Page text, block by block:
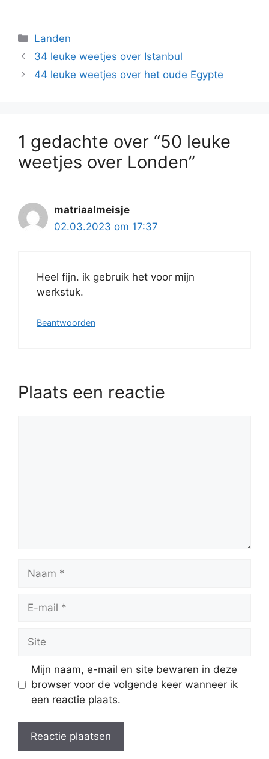
Categorieën
Landen
34 leuke weetjes over Istanbul
44 leuke weetjes over het oude Egypte
1 gedachte over “50 leuke
weetjes over Londen”
matriaalmeisje
02.03.2023 om 17:37
Heel fijn. ik gebruik het voor mijn
werkstuk.
Beantwoorden
Plaats een reactie
mail
Mijn naam, e-mail en site bewaren in deze
browser voor de volgende keer wanneer ik
een reactie plaats.